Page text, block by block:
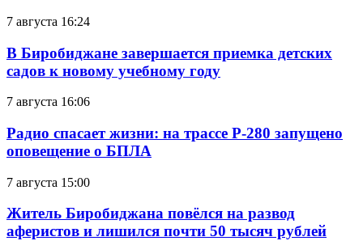
7 августа 16:24
В Биробиджане завершается приемка детских
садов к новому учебному году
7 августа 16:06
Радио спасает жизни: на трассе Р-280 запущено
оповещение о БПЛА
7 августа 15:00
Житель Биробиджана повёлся на развод
аферистов и лишился почти 50 тысяч рублей